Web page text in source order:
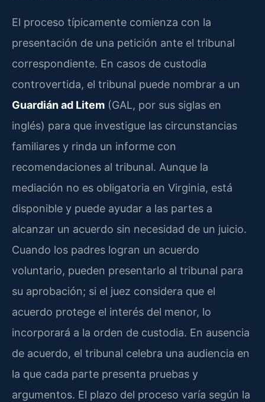
El proceso típicamente comienza con la
presentación de una petición ante el tribunal
correspondiente. En casos de custodia
controvertida, el tribunal puede nombrar a un
Guardián ad Litem (GAL, por sus siglas en
inglés) para que investigue las circunstancias
familiares y rinda un informe con
recomendaciones al tribunal. Aunque la
mediación no es obligatoria en Virginia, está
disponible y puede ayudar a las partes a
alcanzar un acuerdo sin necesidad de un juicio.
Cuando los padres logran un acuerdo
voluntario, pueden presentarlo al tribunal para
su aprobación; si el juez considera que el
acuerdo protege el interés del menor, lo
incorporará a la orden de custodia. En ausencia
de acuerdo, el tribunal celebra una audiencia en
la que cada parte presenta pruebas y
argumentos. El plazo del proceso varía según la